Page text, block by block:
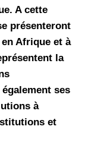
A cette
présenteront
Afrique et à
la
ses
à
et